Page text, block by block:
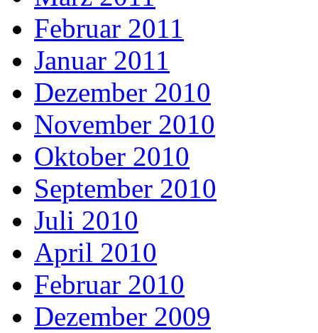
Februar 2011
Januar 2011
Dezember 2010
November 2010
Oktober 2010
September 2010
Juli 2010
April 2010
Februar 2010
Dezember 2009